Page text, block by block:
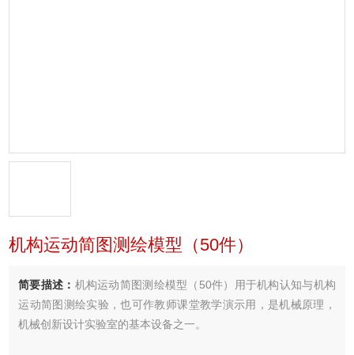
机构运动简图测绘模型（50件）
简要描述： 机构运动简图测绘模型（50件）用于机构认知与机构
运动简图测绘实验，也可作教师课堂教学演示用，是机械原理，
机械创新设计实验室的基本设备之一。